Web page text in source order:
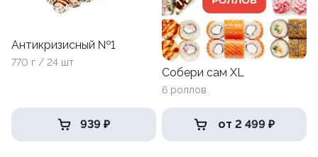
Антикризисный №1
770 г / 24 шт
939 ₽
Собери сам XL
6 роллов
от 2 499 ₽